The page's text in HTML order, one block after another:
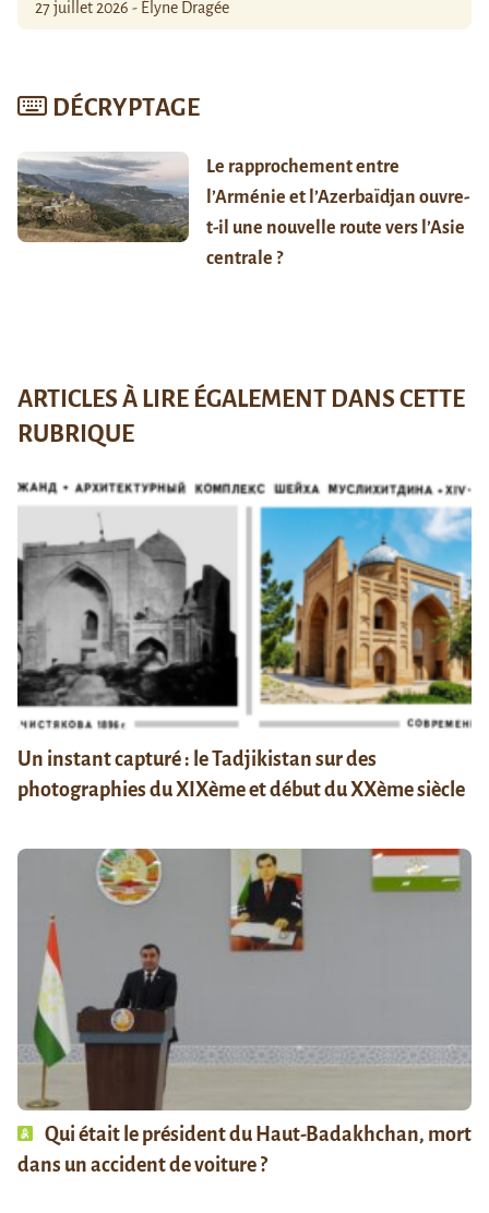
27 juillet 2026 - Élyne Dragée
DÉCRYPTAGE
Le rapprochement entre
l’Arménie et l’Azerbaïdjan ouvre-
t-il une nouvelle route vers l’Asie
centrale ?
ARTICLES À LIRE ÉGALEMENT DANS CETTE
RUBRIQUE
Un instant capturé : le Tadjikistan sur des
photographies du XIXème et début du XXème siècle
Qui était le président du Haut-Badakhchan, mort
dans un accident de voiture ?